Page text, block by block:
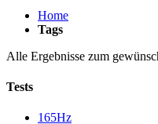
Home
Tags
Alle Ergebnisse zum
Tests
165Hz